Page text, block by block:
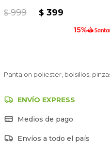
$ 999 $ 399
Pantalon poliester, bolsillos,
ENVÍO EXPRESS
Medios de pago
Envíos a todo el país